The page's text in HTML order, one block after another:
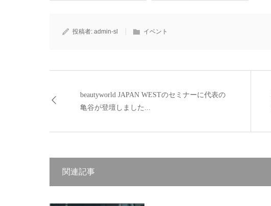
投稿者: admin-sl イベント
beautyworld JAPAN WESTのセミナーに代表の
亀谷が登壇しました...
関連記事